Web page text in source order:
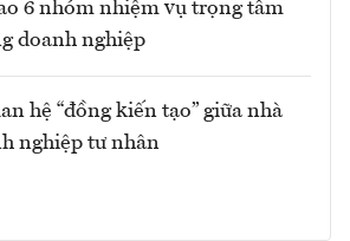
6 nhóm nhiệm vụ trọng tâm
doanh nghiệp
hệ “đồng kiến tạo” giữa nhà
nghiệp tư nhân